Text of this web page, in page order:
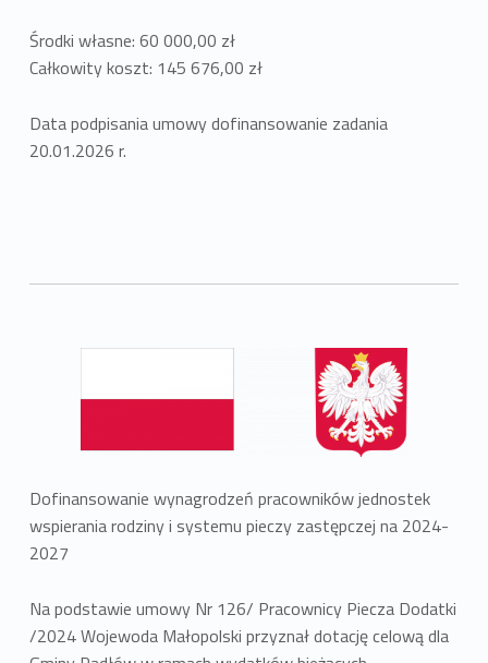
Środki własne: 60 000,00 zł
Całkowity koszt: 145 676,00 zł
Data podpisania umowy dofinansowanie zadania
20.01.2026 r.
Dofinansowanie wynagrodzeń pracowników jednostek
wspierania rodziny i systemu pieczy zastępczej na 2024-
2027
Na podstawie umowy Nr 126/ Pracownicy Piecza Dodatki
/2024 Wojewoda Małopolski przyznał dotację celową dla